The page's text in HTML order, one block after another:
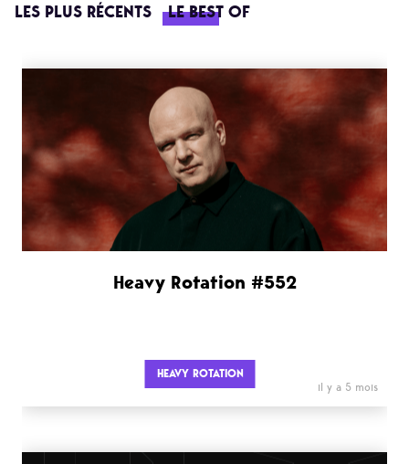
LES PLUS RÉCENTS LE BEST OF
Heavy Rotation #552
HEAVY ROTATION
il y a 5 mois